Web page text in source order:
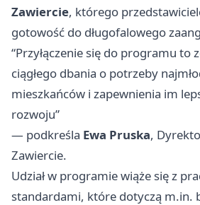
Zawiercie, którego
gotowość do długofalowego
“Przyłączenie się do programu to
ciągłego dbania o potrzeby
mieszkańców i zapewnienia im
rozwoju”
— podkreśla Ewa Pruska,
Zawiercie.
Udział w programie wiąże się z
standardami, które dotyczą m.in.